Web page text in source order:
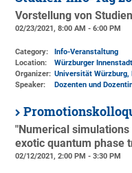
Vorstellung von
02/23/2021, 8:00 AM - 6:00 PM
Category:
Info-Veranstaltung
Location:
Würzburger Innenstadt
Organizer: Universität Würzburg,
Speaker:
Dozenten und
"Numerical
exotic quantum phase
02/12/2021, 2:00 PM - 3:30 PM